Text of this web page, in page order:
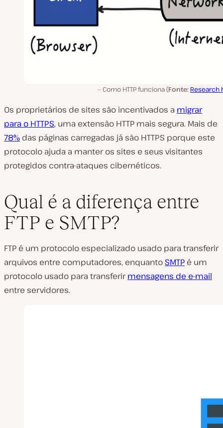
Como HTTP funciona (Fonte: Research
Os proprietários de sites são incentivados a migrar
para o HTTPS, uma extensão HTTP mais segura. Mais de
78% das páginas carregadas já são HTTPS porque este
protocolo ajuda a manter os sites e seus visitantes
protegidos contra-ataques cibernéticos.
Qual é a diferença entre
FTP e SMTP?
FTP é um protocolo especializado usado para transferir
arquivos entre computadores, enquanto SMTP é um
protocolo usado para transferirmensagens de e-mail
entre servidores.